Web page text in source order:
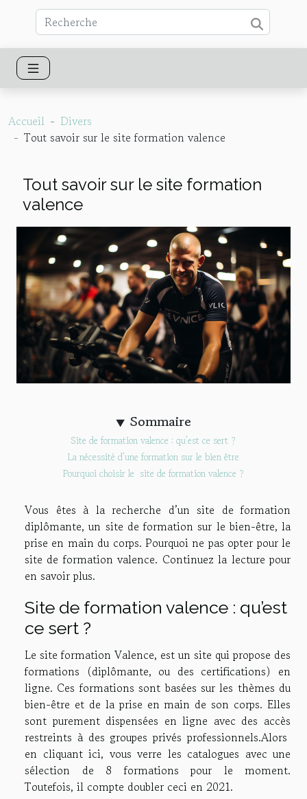
Accueil
Divers
Tout savoir sur le site formation valence
Tout savoir sur le site formation
valence
Sommaire
Site de formation valence : qu’est ce sert ?
La nécessité d’une formation sur le bien être
Pourquoi choisir le site de formation valence ?
Vous êtes à la recherche d’un site de formation
diplômante, un site de formation sur le bien-être, la
prise en main du corps. Pourquoi ne pas opter pour le
site de formation valence. Continuez la lecture pour
en savoir plus.
Site de formation valence : qu’est
ce sert ?
Le site formation Valence, est un site qui propose des
formations (diplômante, ou des certifications) en
ligne. Ces formations sont basées sur les thèmes du
bien-être et de la prise en main de son corps. Elles
sont purement dispensées en ligne avec des accès
restreints à des groupes privés professionnels.Alors
en cliquant ici, vous verre les catalogues avec une
sélection de 8 formations pour le moment.
Toutefois, il compte doubler ceci en 2021.